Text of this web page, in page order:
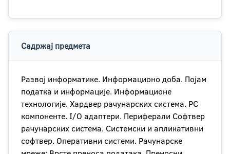
Садржај предмета
Развој информатике. Информационо доба. Појам
податка и информације. Информационе
технологије. Хардвер рачунарских система. PC
компоненте. I/O адаптери. Периферали Софтвер
рачунарских система. Системски и апликативни
софтвер. Оперативни системи. Рачунарске